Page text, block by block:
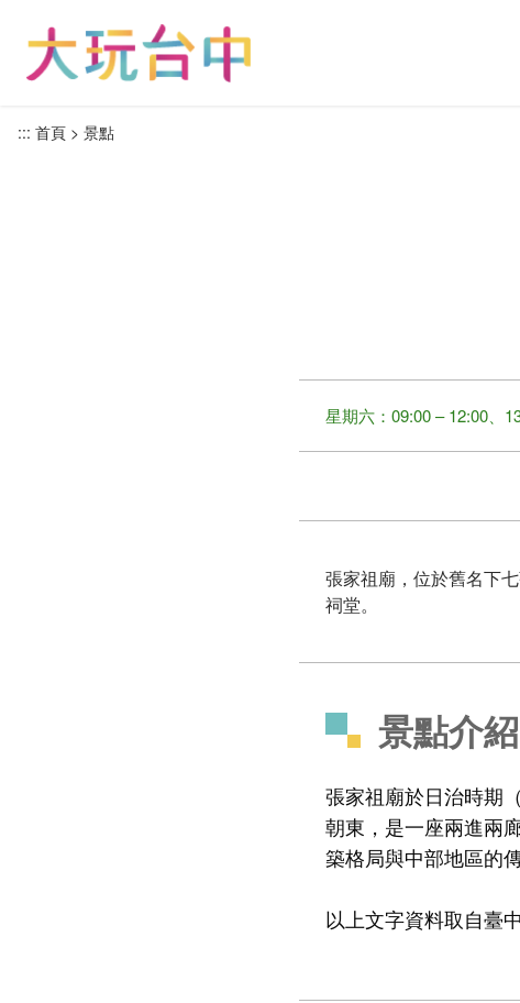
::: 首頁 景點
星期六：09:00 – 12:00、
張家祖廟，位於舊名下
祠堂。
景點介紹
張家祖廟於日治時期
朝東，是一座兩進兩
築格局與中部地區的
以上文字資料取自臺